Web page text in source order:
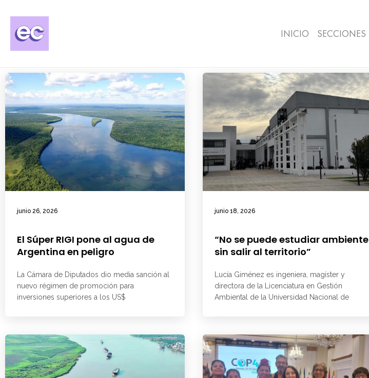
INICIO SECCIONES
junio 26, 2026
El Súper RIGI pone al agua de
Argentina en peligro
La Cámara de Diputados dio media sanción al
nuevo régimen de promoción para
inversiones superiores a los US$
junio 18, 2026
“No se puede estudiar ambiente
sin salir al territorio”
Lucía Giménez es ingeniera, magíster y
directora de la Licenciatura en Gestión
Ambiental de la Universidad Nacional de